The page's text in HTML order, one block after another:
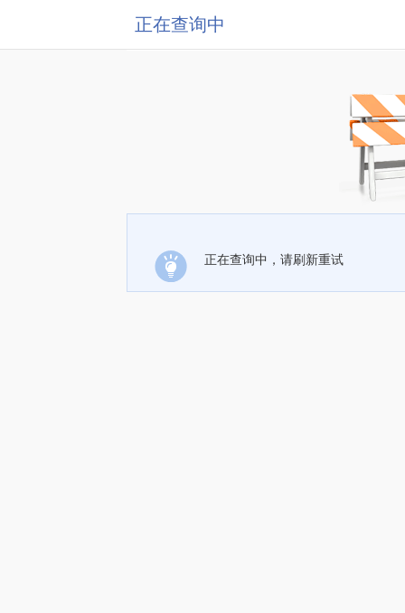
正在查询中
正在查询中，请刷新重试